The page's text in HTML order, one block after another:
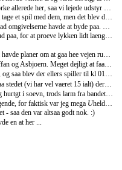
dem, men det blev desvaerre ikke til noget.
Vi forlod dem for at gaa ned til stranden og se hvad omgivelserne havde at byde paa. Desvaerre var det ikke noget at raabe hurra for. De foerste mange meter var det eneste der var at se, skrald! Det er utroligt de ikke er bedre til at passe paa deres natur..
Uncle Chang for at forhoere os, om det virkelig var det der var. Hvilket det desvaerre var. Vi tog dog lige en tur i vandet omkring guesthouset, men det var ikke mere interessant.
Efter frokost tog vi endnu en tur ind paa oeen. Vi havde planer om at gaa hee vejen rundt, men vendte rimelig hurtigt om. Vi kom til en lille landsby. Endnu engang med boern over alt. Smaa piger der lavede mad (af sand), noegne drenge der "surfede" i vandkanten.. og alle var meget interesseree i os. Faktisk saa interesserede, at det endte med at blive helt ubehageligt. Da vi kom lidt laengere ind i landsbyen, blev vi enige om at vi havde faaet nok ud af denne oplevelse, og gik istedet tilbae til Uncle Chang.
Tilbage igen moedte vi et par andre danskere. Seffan og Asbjoern. Meget dejligt at faa talt lidt dansk med andre end hinanden. Det er ikke mange vi er stoedt paa paa vores tur.
Efter aftensmaden stillede stedets husorkester op, og saa blev der ellers spiller til kl 01. Til at starte med var det sjovt og hyggeligt. Indimellem direkte morsomt. De fatter jo ikke en hat af det de synger, saa deres fortolkning af de engelske tekster, lyder lidt ligesom naar et barn forsoeger at synge det, det tror det hoerer.
Kl 23 gik vi i seng. Steffen faldt heldigvis rimelig hurtgt i soevn, trods larm fra bandet (der nu havde udviklet sig til rent fuldemandsskrael). Desvaerre var Anne ike helt saa heldig..
for faktisk var jeg mega Uheldig den nat. Jeg aner ike hvornaar det var, men pludselig vaagnede jeg ved, at nogen aede mig paa ryggen. Eller det troede jeg ihvertfald. Saa jeg vendte mig om for at se hvem det var, og der sad minsandten en lille rotte. Jeg foroegte at skrige, men der kom ikke meget lyd over mine laeber. Ihvertfald ikke nok til at Steffen vaagnede. Heldigvis var det dog tilstraekkeligt til at skraemme rotten vaek. Ad ad...
- saa den var altsaa godt nok. :)
en at her ...